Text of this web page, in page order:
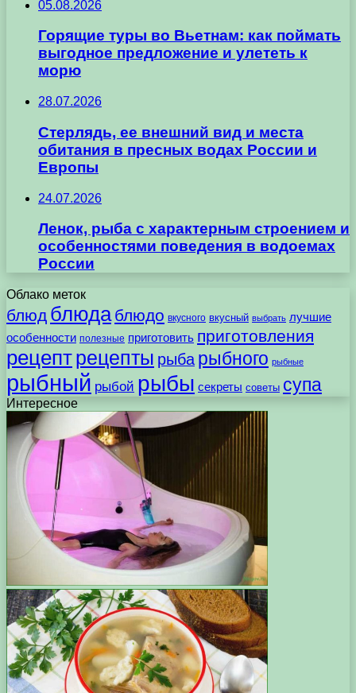
05.08.2026
Горящие туры во Вьетнам: как поймать
выгодное предложение и улететь к
морю
28.07.2026
Стерлядь, ее внешний вид и места
обитания в пресных водах России и
Европы
24.07.2026
Ленок, рыба с характерным строением и
особенностями поведения в водоемах
России
Облако меток
блюд блюда блюдо вкусного вкусный выбрать лучшие
особенности полезные приготовить приготовления
рецептрецепты рыба рыбного рыбные
рыбный рыбой рыбы секреты советы супа
Интересное